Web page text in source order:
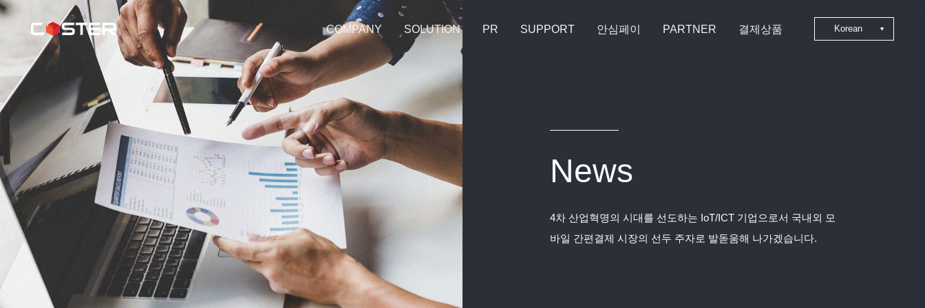
COMPANY SOLUTION PR SUPPORT 안심페이 PARTNER 결제상품 Korean
News
4차 산업혁명의 시대를 선도하는 IoT/ICT 기업으로서 국내외 모
바일 간편결제 시장의 선두 주자로 발돋움해 나가겠습니다.